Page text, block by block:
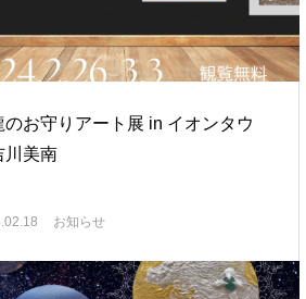
のお守りアート展 in イオンタウ
川美南
お知らせ